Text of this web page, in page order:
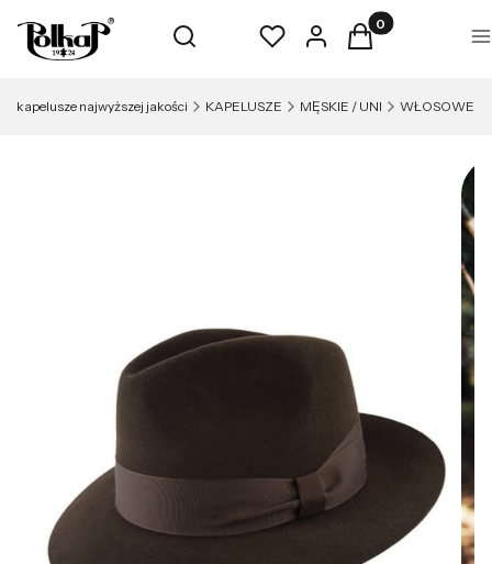
Otwórz wyszukiwarkę
Szukaj UlubioneZaloguj sięProdukty w
Koszyk
- kapelusze najwyższej jakości KAPELUSZE MĘSKIE / UNI WŁOSOWE